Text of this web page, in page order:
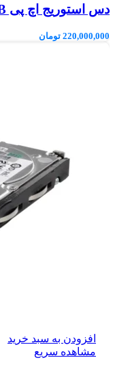
دس استوریج اچ پی D3710 25SFF Q1J10B
220,000,000 تومان
افزودن به سبد خرید
مشاهده سریع